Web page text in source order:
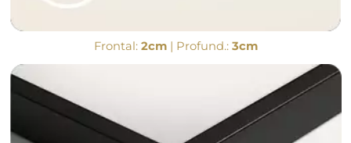
Frontal: 2cm| Profund.: 3cm